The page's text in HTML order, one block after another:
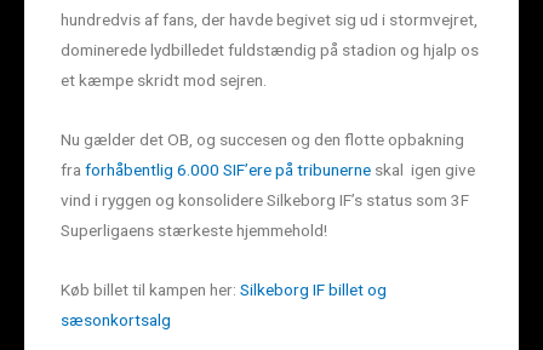
hundredvis af fans, der havde begivet sig ud i stormvejret,
dominerede lydbilledet fuldstændig på stadion og hjalp os
et kæmpe skridt mod sejren.
Nu gælder det OB, og succesen og den flotte opbakning
fra forhåbentlig 6.000 SIF’ere på tribunerne skal igen give
vind i ryggen og konsolidere Silkeborg IF’s status som 3F
Superligaens stærkeste hjemmehold!
Køb billet til kampen her: Silkeborg IF billet og
sæsonkortsalg